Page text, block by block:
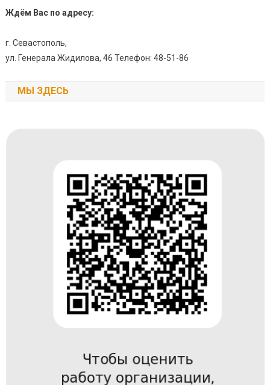
Ждём Вас по адресу:
г. Севастополь,
ул. Генерала Жидилова, 46 Телефон: 48-51-86
МЫ ЗДЕСЬ